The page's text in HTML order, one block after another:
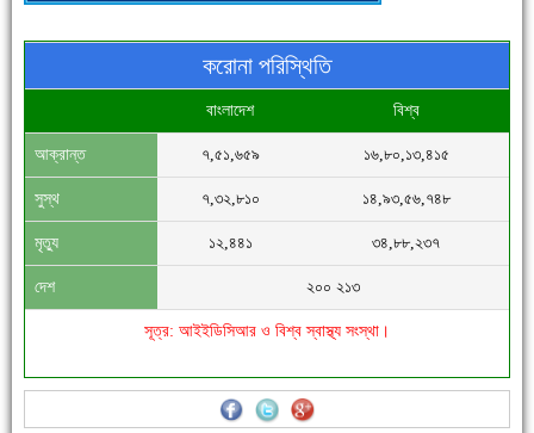
সিগমা ওয়েল ইন্ডাস্ট্রির মেকানিক ও গ্রাহক সভা
'বাংলা সাহিত্যানুরাগীরা তাঁর অবদানকে চিরকাল স্মরণ করবে'
করোনা পরিস্থিতি
বাংলাদেশ বিশ্ব
আক্রান্ত ৭,৫১,৬৫৯ ১৬,৮০,১৩,৪১৫
সুস্থ ৭,৩২,৮১০ ১৪,৯৩,৫৬,৭৪৮
মৃত্যু ১২,৪৪১ ৩৪,৮৮,২৩৭
দেশ ২০০ ২১৩
সূত্র: আইইডিসিআর ও বিশ্ব স্বাস্থ্য সংস্থা।